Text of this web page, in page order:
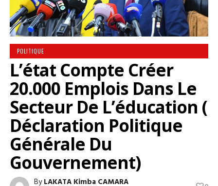
POLITIQUE
L’état Compte Créer
20.000 Emplois Dans Le
Secteur De L’éducation (
Déclaration Politique
Générale Du
Gouvernement)
ByLAKATA Kimba CAMARA